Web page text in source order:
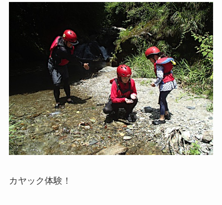
カヤック体験！